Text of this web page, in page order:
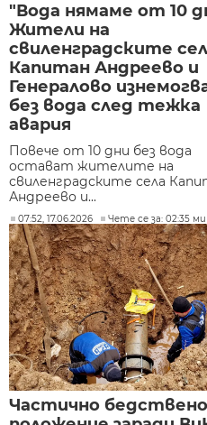
"Вода нямаме от 10
Жители на
свиленградските
Капитан Андреево и
Генералово
без вода след тежка
авария
Повече от 10 дни без вода
остават жителите на
свиленградските села
Андреево и...
07:52, 17.06.2026 Чете се за: 02:35
Частично бедствено